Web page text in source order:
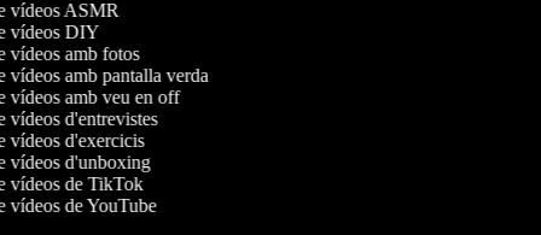
vídeos ASMR
vídeos DIY
vídeos amb fotos
vídeos amb pantalla verda
vídeos amb veu en off
vídeos d'entrevistes
vídeos d'exercicis
vídeos d'unboxing
vídeos de TikTok
vídeos de YouTube